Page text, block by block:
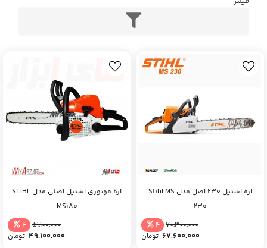
اره اشتیل 230 اصل مدل Stihl MS
230
70,300,000
4
67,600,000 تومان
اره موتوری اشتیل اصلی مدل STIHL
MS180
51,100,000
4
49,100,000 تومان